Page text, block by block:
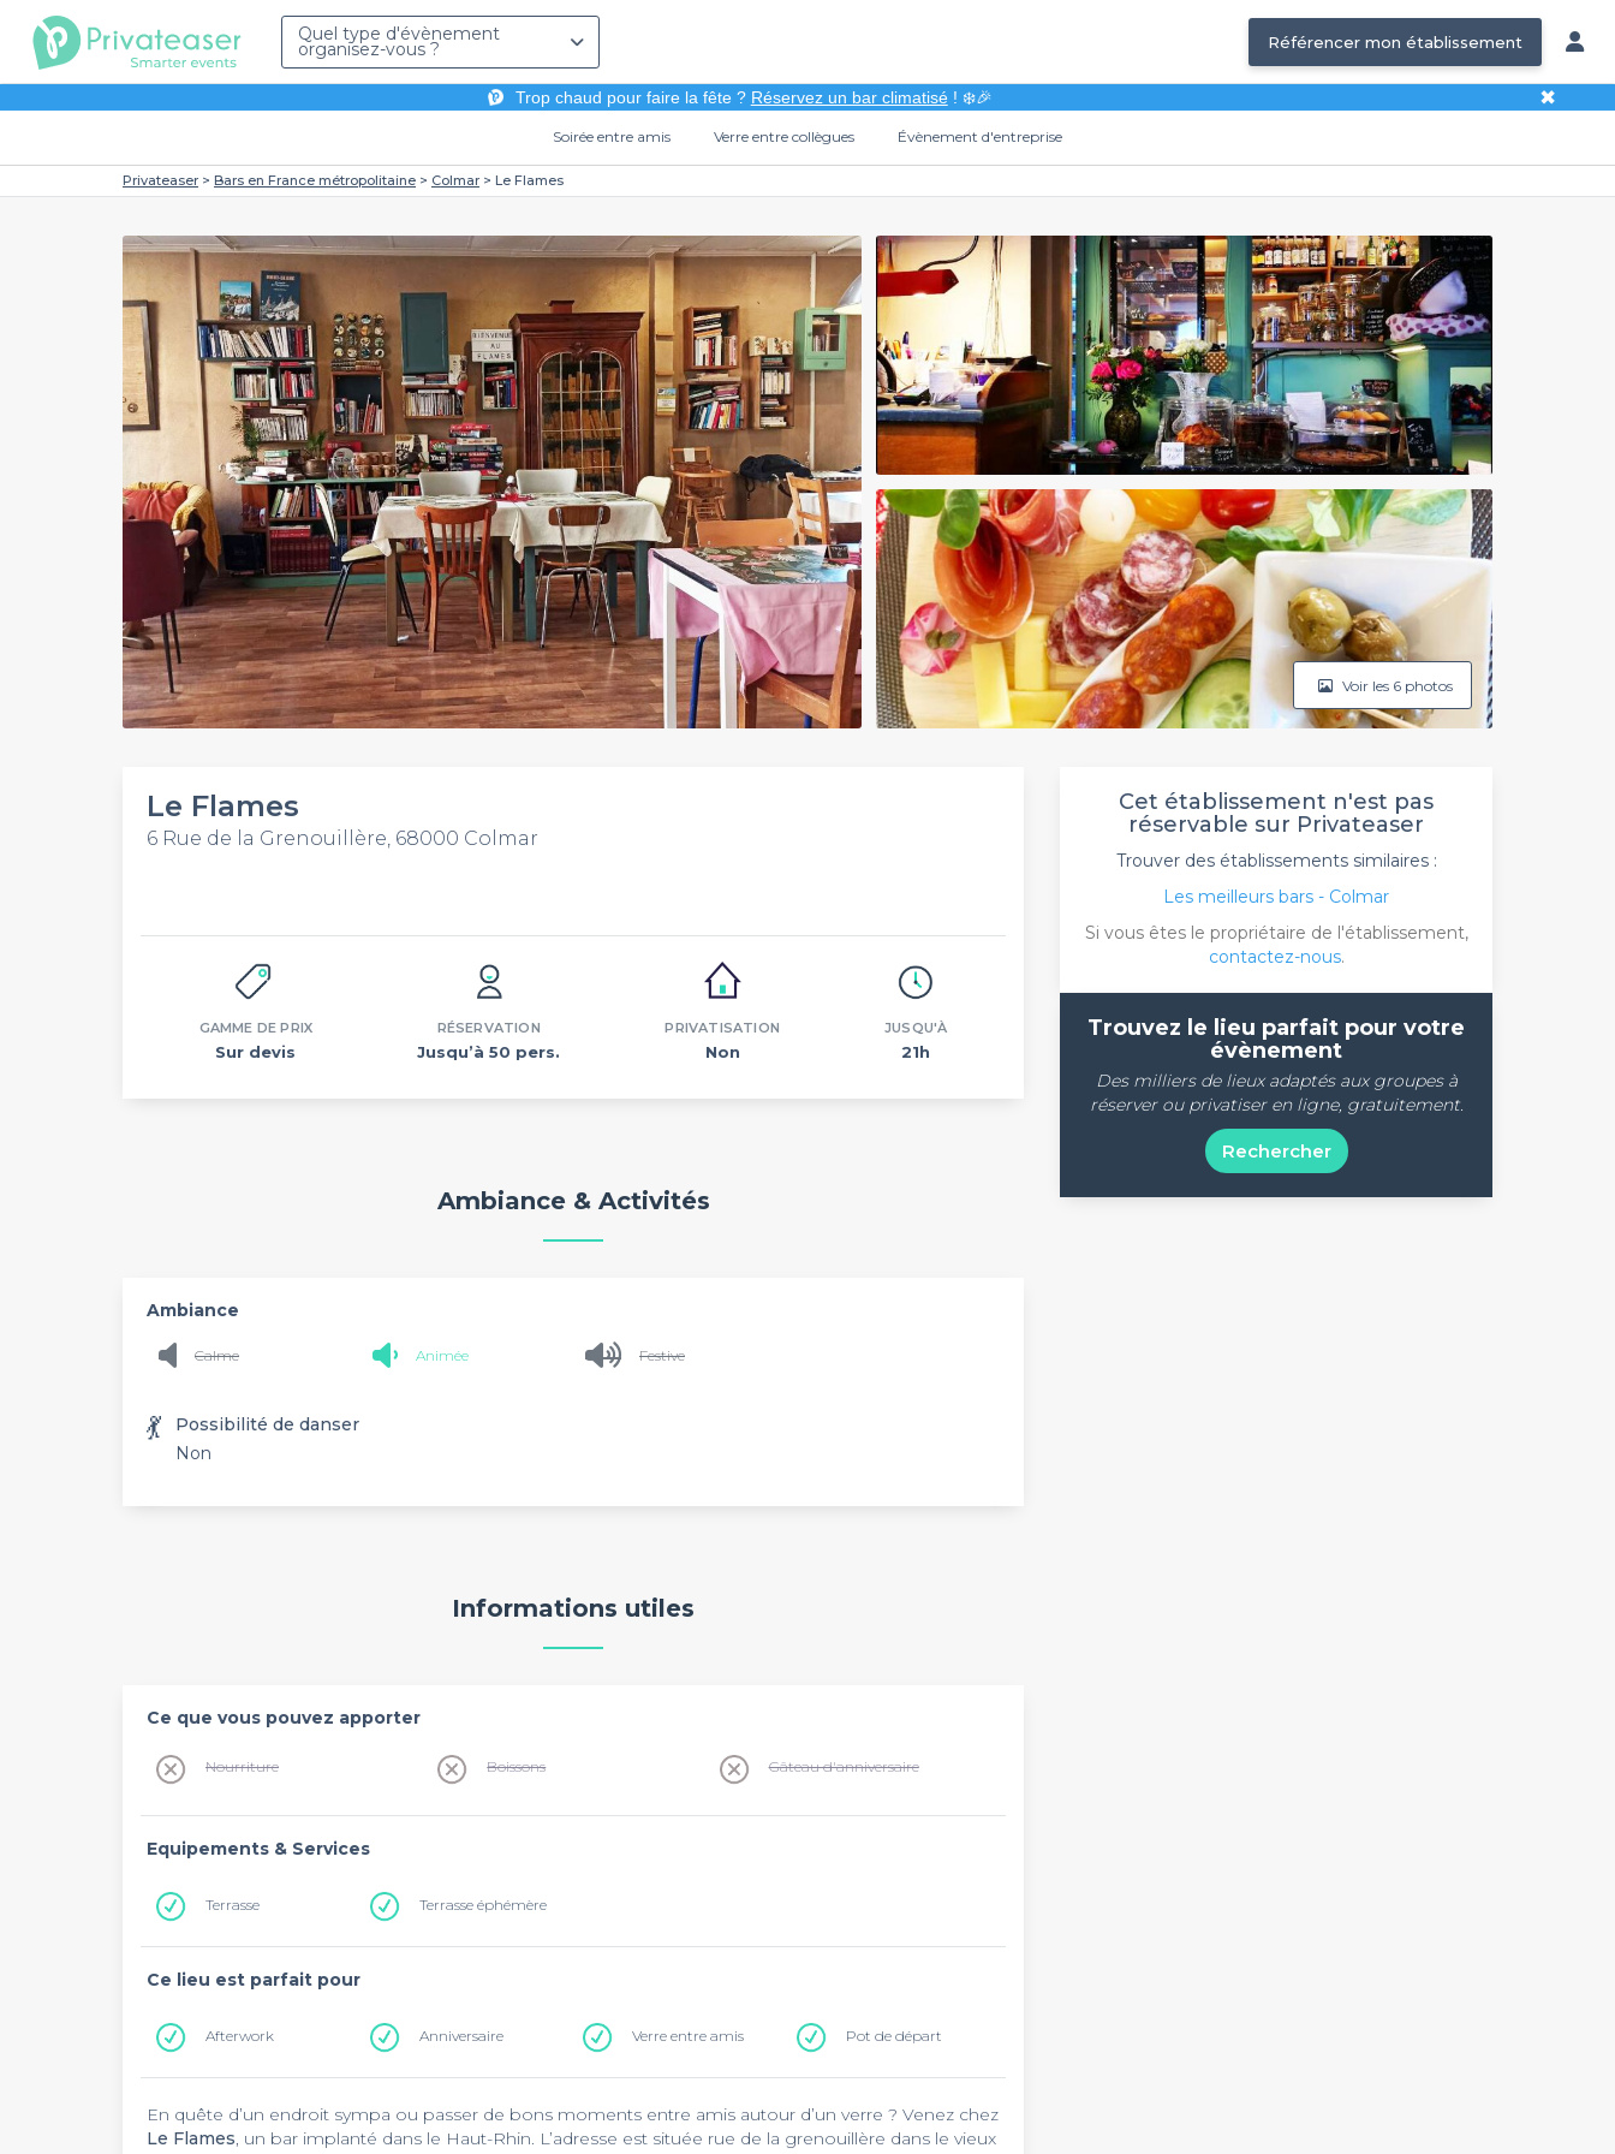
Quel type d'évènement
organisez-vous ? Référencer mon établissement
Trop chaud pour faire la fête ? Réservez un bar climatisé! ❄️🎉 ✖
Soirée entre amis Verre entre collègues Évènement d'entreprise
Privateaser Bars en France métropolitaine Colmar Le Flames
Voir les 6 photos
Le Flames
6 Rue de la Grenouillère, 68000 Colmar
GAMME DE PRIX
Sur devis
RÉSERVATION
Jusqu’à 50 pers.
PRIVATISATION
Non
JUSQU'À
21h
Ambiance & Activités
Ambiance
Calme Animée Festive
💃
Possibilité de danser
Non
Informations utiles
Ce que vous pouvez apporter
Nourriture Boissons Gâteau d'anniversaire
Equipements & Services
Terrasse Terrasse éphémère
Ce lieu est parfait pour
Afterwork Anniversaire Verre entre amis Pot de départ
En quête d’un endroit sympa ou passer de bons moments entre amis autour d’un verre ? Venez chez
Le Flames, un bar implanté dans le Haut-Rhin. L’adresse est située rue de la grenouillère dans le vieux
Cet établissement n'est pas
réservable sur Privateaser
Trouver des établissements similaires :
Les meilleurs bars - Colmar
Si vous êtes le propriétaire de l'établissement,
contactez-nous.
Trouvez le lieu parfait pour votre
évènement
Des milliers de lieux adaptés aux groupes à
réserver ou privatiser en ligne, gratuitement.
Rechercher